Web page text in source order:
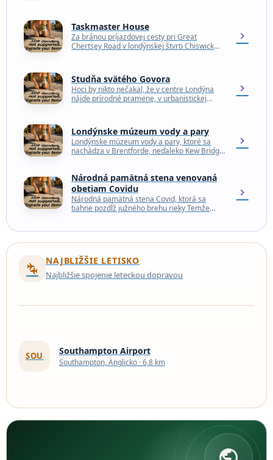
Taskmaster House
Za bránou príjazdovej cesty pri Great
Chertsey Road v londýnskej štvrti Chiswick
chevron_right
Studňa svätého Govora
Hoci by nikto nečakal, že v centre Londýna
nájde prírodné pramene, v urbanistickej
chevron_right
Londýnske múzeum vody a pary
Londýnske múzeum vody a pary, ktoré sa
nachádza v Brentforde, neďaleko Kew Bridge,
chevron_right
Národná pamätná stena venovaná
obetiam Covidu
Národná pamätná stena Covid, ktorá sa
tiahne pozdĺž južného brehu rieky Temže
chevron_right
connecting_airports
NAJBLIŽŠIE LETISKO
Najbližšie spojenie leteckou dopravou
SOU Southampton Airport
Southampton, Anglicko · 6,8 km